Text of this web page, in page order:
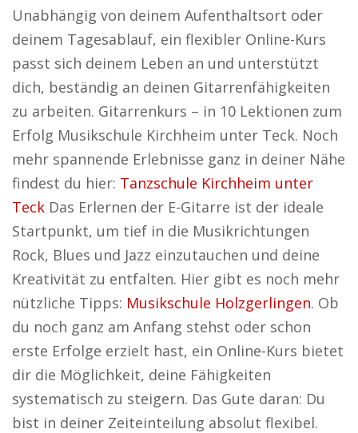
Unabhängig von deinem Aufenthaltsort oder
deinem Tagesablauf, ein flexibler Online-Kurs
passt sich deinem Leben an und unterstützt
dich, beständig an deinen Gitarrenfähigkeiten
zu arbeiten. Gitarrenkurs – in 10 Lektionen zum
Erfolg Musikschule Kirchheim unter Teck. Noch
mehr spannende Erlebnisse ganz in deiner Nähe
findest du hier: Tanzschule Kirchheim unter
Teck Das Erlernen der E-Gitarre ist der ideale
Startpunkt, um tief in die Musikrichtungen
Rock, Blues und Jazz einzutauchen und deine
Kreativität zu entfalten. Hier gibt es noch mehr
nützliche Tipps: Musikschule Holzgerlingen. Ob
du noch ganz am Anfang stehst oder schon
erste Erfolge erzielt hast, ein Online-Kurs bietet
dir die Möglichkeit, deine Fähigkeiten
systematisch zu steigern. Das Gute daran: Du
bist in deiner Zeiteinteilung absolut flexibel.